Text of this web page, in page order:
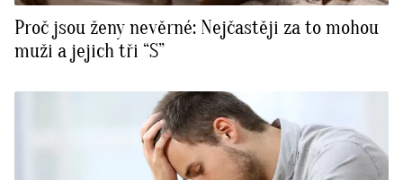
Proč jsou ženy nevěrné: Nejčastěji za to mohou
muži a jejich tři “S”